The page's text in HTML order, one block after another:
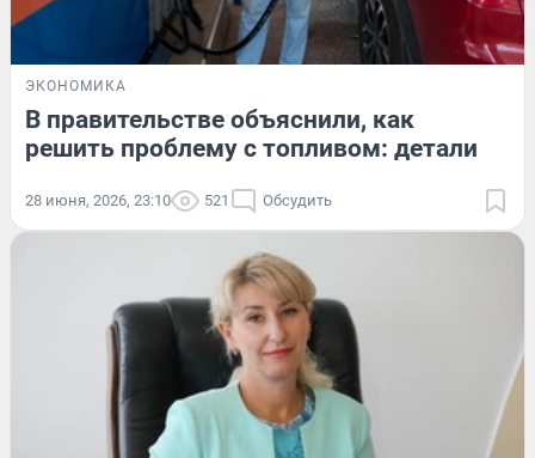
ЭКОНОМИКА
В правительстве объяснили, как
решить проблему с топливом: детали
28 июня, 2026, 23:10 521 Обсудить